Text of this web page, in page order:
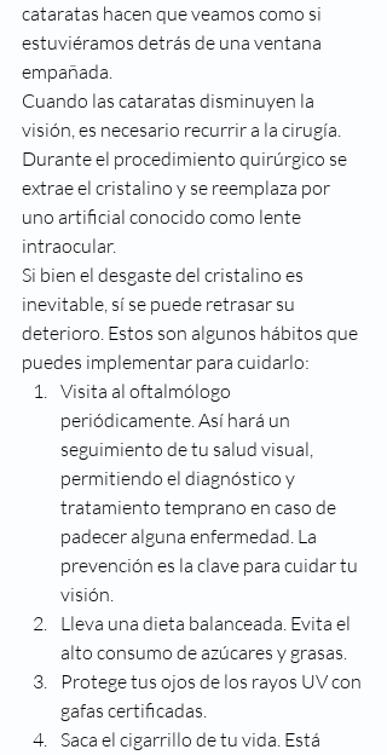
cataratas hacen que veamos como si
estuviéramos detrás de una ventana
empañada.
Cuando las cataratas disminuyen la
visión, es necesario recurrir a la cirugía.
Durante el procedimiento quirúrgico se
extrae el cristalino y se reemplaza por
uno artificial conocido como lente
intraocular.
Si bien el desgaste del cristalino es
inevitable, sí se puede retrasar su
deterioro. Estos son algunos hábitos que
puedes implementar para cuidarlo:
Visita al oftalmólogo
periódicamente. Así hará un
seguimiento de tu salud visual,
permitiendo el diagnóstico y
tratamiento temprano en caso de
padecer alguna enfermedad. La
prevención es la clave para cuidar tu
visión.
Lleva una dieta balanceada. Evita el
alto consumo de azúcares y grasas.
Protege tus ojos de los rayos UV con
gafas certificadas.
Saca el cigarrillo de tu vida. Está